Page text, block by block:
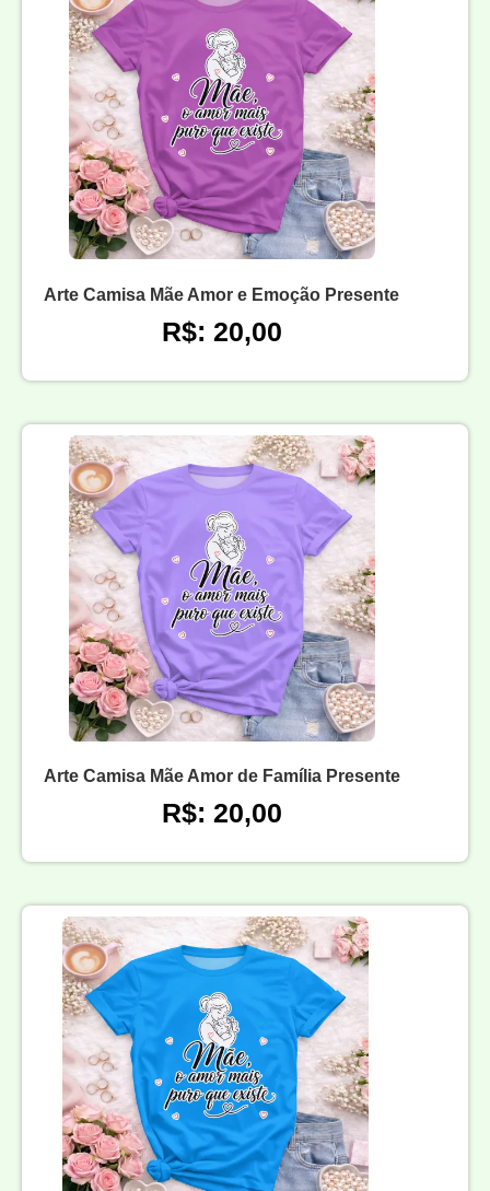
Arte Camisa Mãe Amor e Emoção Presente
R$: 20,00
Arte Camisa Mãe Amor de Família Presente
R$: 20,00